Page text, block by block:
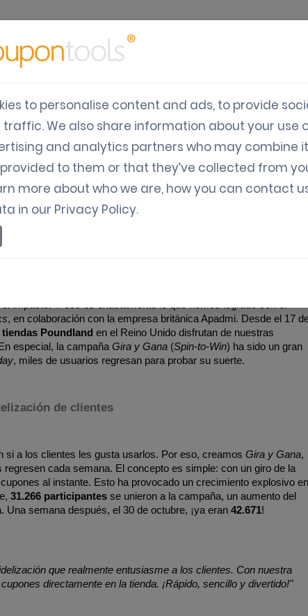
Soluciones Industria
el Reino
App Poundland
impacto. Y eso es exactamente lo que hemos logrado con el
, en colaboración con la empresa británica Apadmi. Desde el 17
tiendas Poundland en el Reino Unido disfrutan de nuestras
especial, la campaña Gira y Gana (Spin-to-Win) ha sido un gran
, miles de usuarios regresan para probar su suerte.
de clientes
si a los clientes les gusta usarlos. Por eso, creamos Gira y Gana,
cada semana. El concepto es simple: con un giro de la
al instante. Esto ha provocado un crecimiento explosivo
31.266 participantes
Una semana después, el 30 de octubre, ¡ya eran 42.671!
que realmente entusiasme a los clientes. Con nuestra
directamente en la tienda. ¡Rápido, sencillo y divertido!"
to personalise content and ads, to provide
We also share information about your use
and analytics partners who may combine
to them or that they’ve collected from
more about who we are, how you can contact
in our Privacy Policy.